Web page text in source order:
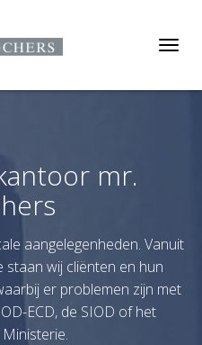
mr.
aangelegenheden. Vanuit
staan wij cliënten en hun
er problemen zijn met
ECD, de SIOD of het